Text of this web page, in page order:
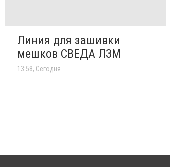
Линия для зашивки
мешков СВЕДА ЛЗМ
13:58, Сегодня